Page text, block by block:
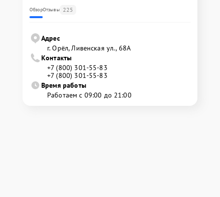
ОбзорОтзывы 225
Адрес
г. Орёл, Ливенская ул., 68А
Контакты
+7 (800) 301-55-83
+7 (800) 301-55-83
Время работы
Работаем с 09:00 до 21:00